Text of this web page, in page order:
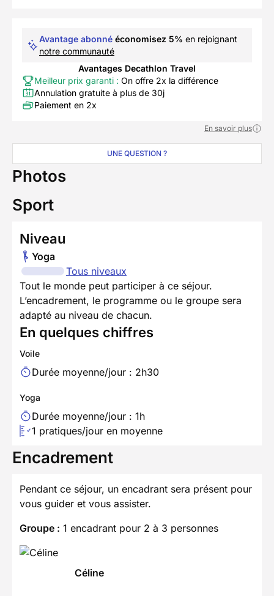
Avantage abonné économisez 5% en rejoignant
notre communauté
Avantages Decathlon Travel
Meilleur prix garanti : On offre 2x la différence
Annulation gratuite à plus de 30j
Paiement en 2x
En savoir plus
UNE QUESTION ?
Photos
Sport
Niveau
Yoga
Tous niveaux
Tout le monde peut participer à ce séjour.
L’encadrement, le programme ou le groupe sera
adapté au niveau de chacun.
En quelques chiffres
Voile
Durée moyenne/jour : 2h30
Yoga
Durée moyenne/jour : 1h
1 pratiques/jour en moyenne
Encadrement
Pendant ce séjour, un encadrant sera présent pour
vous guider et vous assister.
Groupe : 1 encadrant pour 2 à 3 personnes
Céline